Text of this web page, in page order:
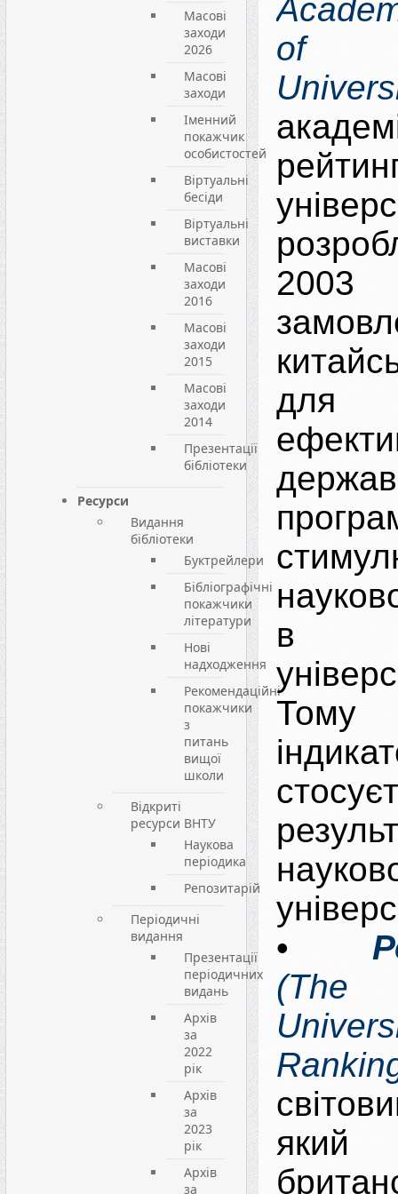
Масові
заходи
2026
Масові
заходи
Іменний
покажчик
особистостей
Віртуальні
бесіди
Віртуальні
виставки
Масові
заходи
2016
Масові
заходи
2015
Масові
заходи
2014
Презентації
бібліотеки
Ресурси
Видання
бібліотеки
Буктрейлери
Бібліографічні
покажчики
літератури
Нові
надходження
Рекомендаційні
покажчики
з
питань
вищої
школи
Відкриті
ресурси ВНТУ
Наукова
періодика
Репозитарій
Періодичні
видання
Презентації
періодичних
видань
Архів
за
2022
рік
Архів
за
2023
рік
Архів
за
of
для
в
Тому
•
(The
який